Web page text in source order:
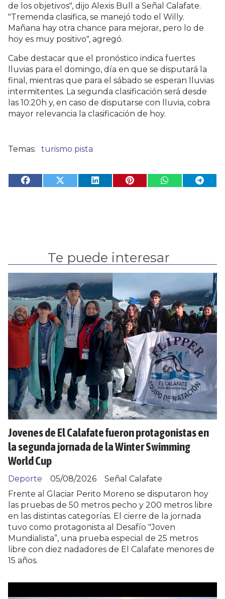
de los objetivos", dijo Alexis Bull a Señal Calafate.
"Tremenda clasifica, se manejó todo el Willy.
Mañana hay otra chance para mejorar, pero lo de
hoy es muy positivo", agregó.
Cabe destacar que el pronóstico indica fuertes
lluvias para el domingo, día en que se disputará la
final, mientras que para el sábado se esperan lluvias
intermitentes. La segunda clasificación será desde
las 10:20h y, en caso de disputarse con lluvia, cobra
mayor relevancia la clasificación de hoy.
turismo pista
Te puede interesar
Jovenes de El Calafate fueron protagonistas en
la segunda jornada de la Winter Swimming
World Cup
Señal Calafate
Deporte
05/08/2026
Frente al Glaciar Perito Moreno se disputaron hoy
las pruebas de 50 metros pecho y 200 metros libre
en las distintas categorías. El cierre de la jornada
tuvo como protagonista al Desafío "Joven
Mundialista”, una prueba especial de 25 metros
libre con diez nadadores de El Calafate menores de
15 años.